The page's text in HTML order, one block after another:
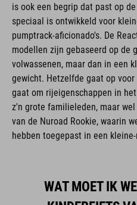
is ook een begrip dat past op
speciaal is ontwikkeld voor
pumptrack-aficionado's. De
modellen zijn gebaseerd op de
volwassenen, maar dan in een
gewicht. Hetzelfde gaat op
gaat om rijeigenschappen in
z'n grote familieleden, maar
van de Nuroad Rookie, waarin
hebben toegepast in een
WAT MOET IK